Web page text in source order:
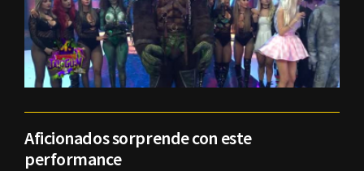
Aficionados sorprende con este
performance